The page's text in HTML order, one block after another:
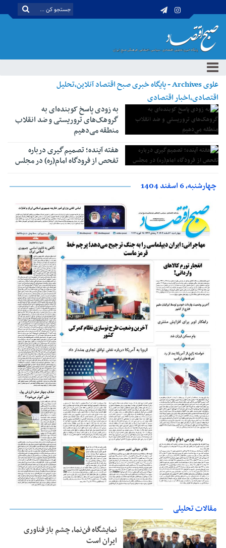
علوی Archives - پایگاه خبری صبح اقتصاد آنلاین،تحلیل
اقتصادی،اخبار اقتصادی
به زودی پاسخ کوبنده‌ای به
گروهک‌های تروریستی و ضد انقلاب
منطقه می‌دهیم
هفته آینده؛ تصمیم‌گیری درباره
تفحص از فرودگاه امام(ره) در مجلس
چهارشنبه، 6 اسفند 1404
مقالات تحلیلی
نمایشگاه فن‌نما، چشم باز فناوری
ایران است